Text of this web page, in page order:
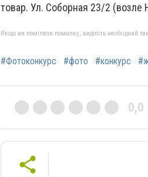
товар. Ул. Соборная 23/2
Якщо ви помітили помилку, виділіть необхідний
#Фотоконкурс #фото #конкурс
0,0